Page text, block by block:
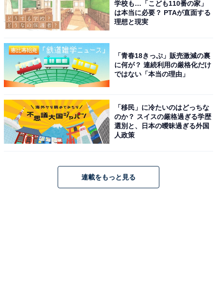
学校も…「こども110番の家」
は本当に必要？ PTAが直面する
理想と現実
「青春18きっぷ」販売激減の裏
に何が？ 連続利用の厳格化だけ
ではない「本当の理由」
「移民」に冷たいのはどっちな
のか？ スイスの厳格過ぎる学歴
選別と、日本の曖昧過ぎる外国
人政策
連載をもっと見る